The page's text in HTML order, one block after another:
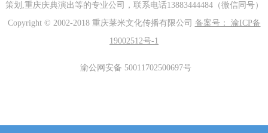
策划,重庆庆典演出等的专业公司，联系电话13883444484（微信同号）
Copyright © 2002-2018 重庆莱米文化传播有限公司 备案号： 渝ICP备
19002512号-1
渝公网安备 50011702500697号